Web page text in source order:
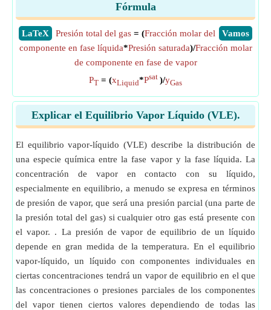
Fórmula
​LaTeX ​Vamos
Presión total del gas = (Fracción molar del
componente en fase líquida*Presión saturada)/Fracción molar
de componente en fase de vapor
PT = (xLiquid*Psat )/yGas
Explicar el Equilibrio Vapor Líquido (VLE).
El equilibrio vapor-líquido (VLE) describe la distribución de
una especie química entre la fase vapor y la fase líquida. La
concentración de vapor en contacto con su líquido,
especialmente en equilibrio, a menudo se expresa en términos
de presión de vapor, que será una presión parcial (una parte de
la presión total del gas) si cualquier otro gas está presente con
el vapor. . La presión de vapor de equilibrio de un líquido
depende en gran medida de la temperatura. En el equilibrio
vapor-líquido, un líquido con componentes individuales en
ciertas concentraciones tendrá un vapor de equilibrio en el que
las concentraciones o presiones parciales de los componentes
del vapor tienen ciertos valores dependiendo de todas las